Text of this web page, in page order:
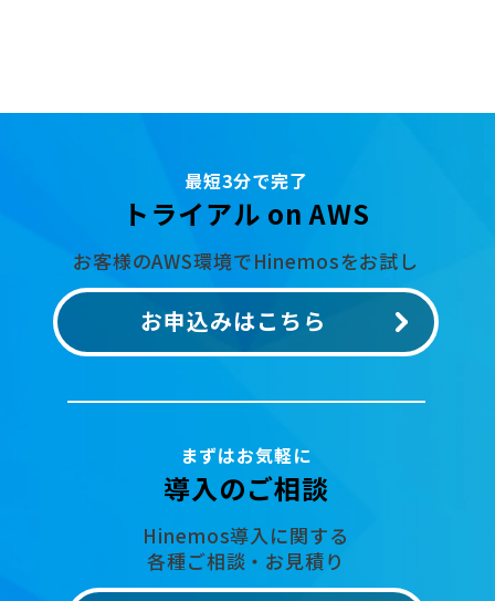
最短3分で完了
トライアル on AWS
お客様のAWS環境でHinemosをお試し
お申込みはこちら
まずはお気軽に
導入のご相談
Hinemos導入に関する
各種ご相談・お見積り